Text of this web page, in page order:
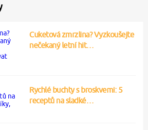
Cuketová zmrzlina? Vyzkoušejte
nečekaný letní hit…
Rychlé buchty s broskvemi: 5
receptů na sladké…